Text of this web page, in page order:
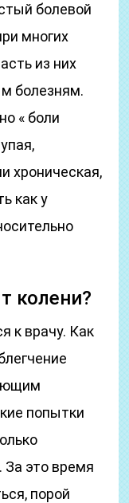
болевой
многих
из них
болезням.
« боли
хроническая,
как у
колени?
к врачу. Как
попытки
это время
порой